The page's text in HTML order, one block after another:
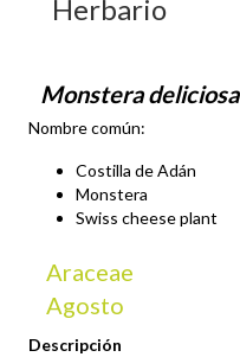
Herbario
Monstera deliciosa
Nombre común:
Costilla de Adán
Monstera
Swiss cheese plant
Araceae
Agosto
Descripción